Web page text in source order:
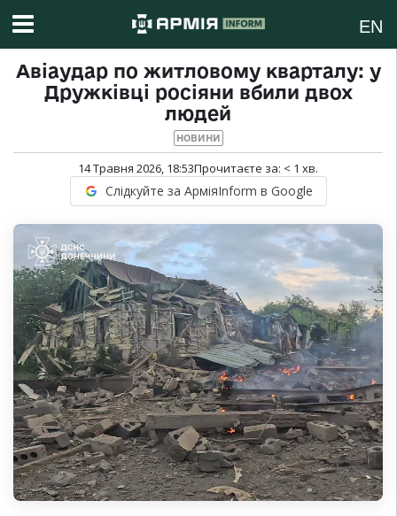
EN
Авіаудар по житловому кварталу: у
Дружківці росіяни вбили двох
людей
НОВИНИ
14 Травня 2026, 18:53Прочитаєте за: < 1 хв.
Слідкуйте за АрміяInform в Google